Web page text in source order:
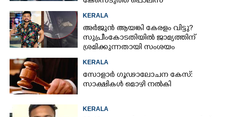
KERALA
അർജുൻ ആയങ്കി കേരളം വിട്ടു?
സുപ്രീംകോടതിയിൽ ജാമ്യത്തിന്
ശ്രമിക്കുന്നതായി സംശയം
KERALA
സോളാർ ഗൂഢാലോചന കേസ്:
സാക്ഷികൾ മൊഴി നൽകി
KERALA